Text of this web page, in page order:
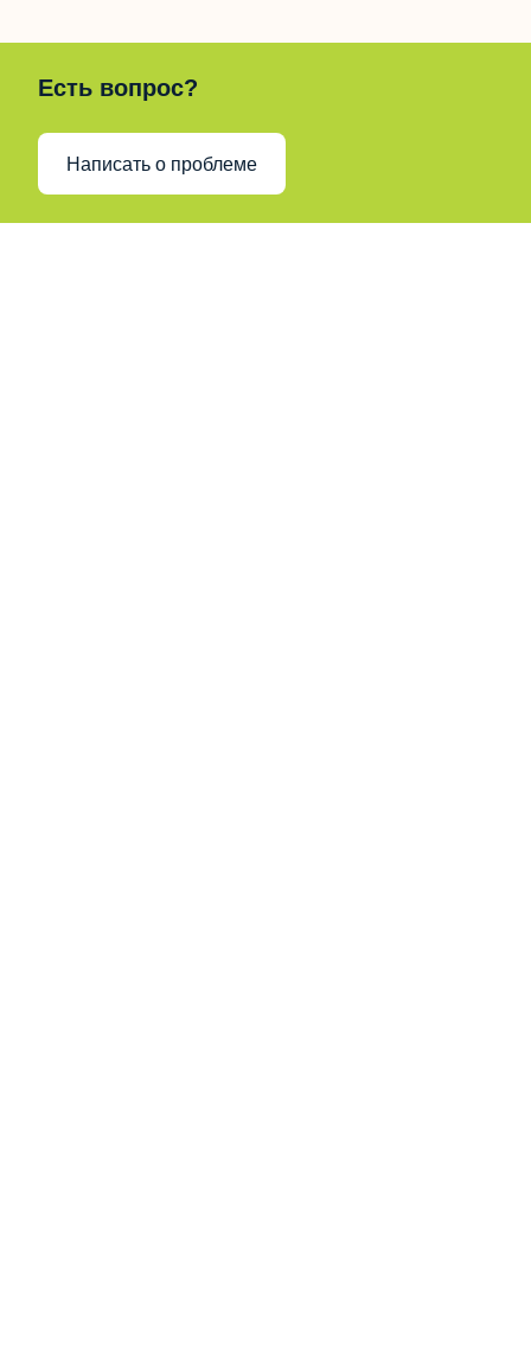
Есть вопрос?
Написать о проблеме